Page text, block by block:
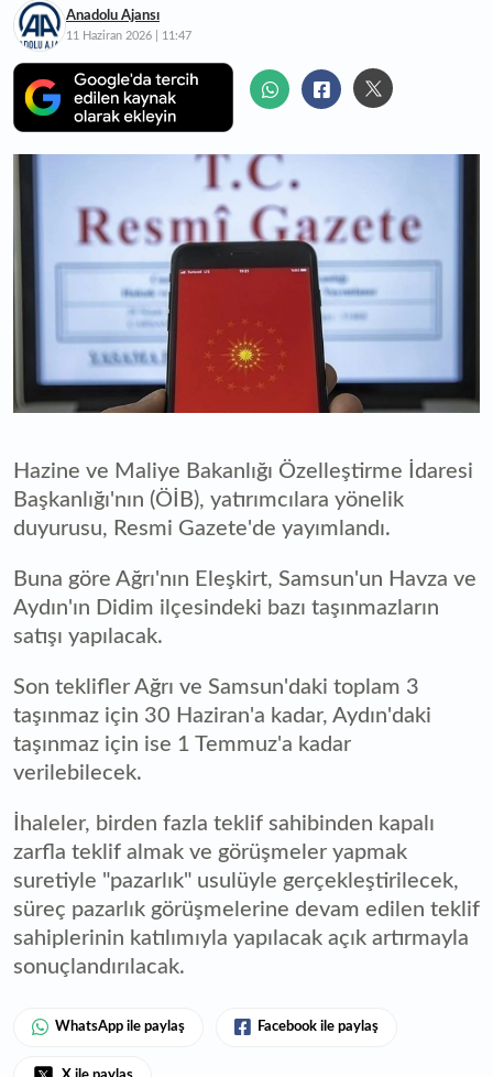
Anadolu Ajansı
11 Haziran 2026 | 11:47
Hazine ve Maliye Bakanlığı Özelleştirme İdaresi
Başkanlığı'nın (ÖİB), yatırımcılara yönelik
duyurusu, Resmi Gazete'de yayımlandı.
Buna göre Ağrı'nın Eleşkirt, Samsun'un Havza ve
Aydın'ın Didim ilçesindeki bazı taşınmazların
satışı yapılacak.
Son teklifler Ağrı ve Samsun'daki toplam 3
taşınmaz için 30 Haziran'a kadar, Aydın'daki
taşınmaz için ise 1 Temmuz'a kadar
verilebilecek.
İhaleler, birden fazla teklif sahibinden kapalı
zarfla teklif almak ve görüşmeler yapmak
suretiyle "pazarlık" usulüyle gerçekleştirilecek,
süreç pazarlık görüşmelerine devam edilen teklif
sahiplerinin katılımıyla yapılacak açık artırmayla
sonuçlandırılacak.
WhatsApp ile paylaş Facebook ile paylaş